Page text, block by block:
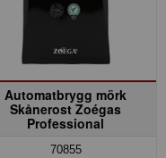
Automatbrygg mörk
Skånerost Zoégas
Professional
70855